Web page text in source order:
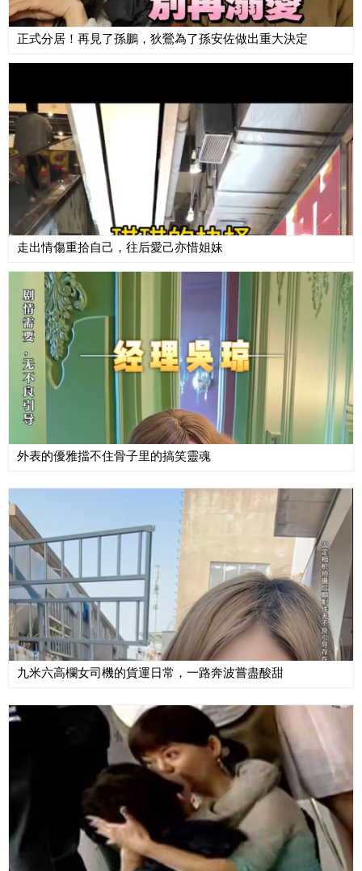
正式分居！再見了孫鵬，狄鶯為了孫安佐做出重大決定
走出情傷重拾自己，往后愛己亦惜姐妹
外表的優雅擋不住骨子里的搞笑靈魂
九米六高欄女司機的貨運日常，一路奔波嘗盡酸甜